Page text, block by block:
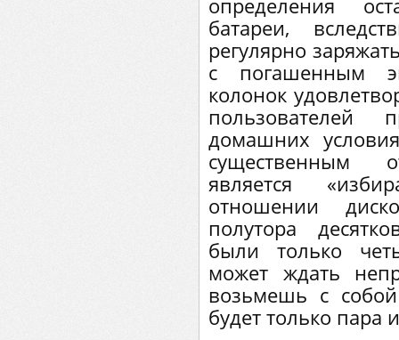
определения
батареи,
регулярно
с погашенным
колонок
домашних
существенным
является
отношении
полутора
были только
может ждать
возьмешь с собой
будет только пара